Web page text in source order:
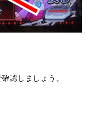
認しましょう。